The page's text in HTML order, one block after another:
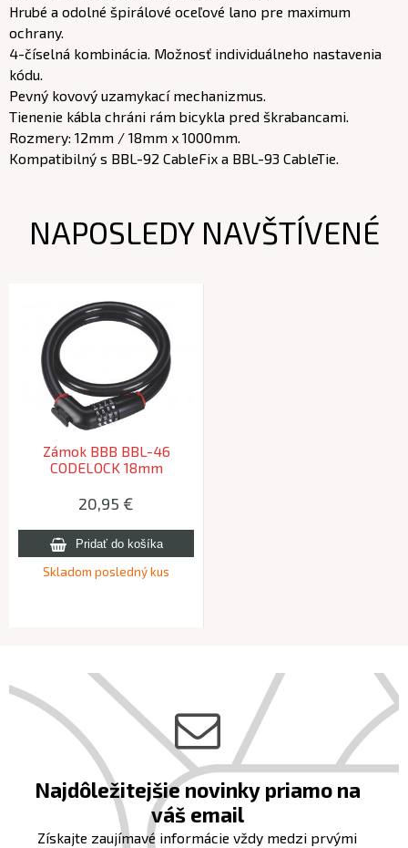
Hrubé a odolné špirálové oceľové lano pre maximum
ochrany.
4-číselná kombinácia. Možnosť individuálneho nastavenia
kódu.
Pevný kovový uzamykací mechanizmus.
Tienenie kábla chráni rám bicykla pred škrabancami.
Rozmery: 12mm / 18mm x 1000mm.
Kompatibilný s BBL-92 CableFix a BBL-93 CableTie.
NAPOSLEDY NAVŠTÍVENÉ
Zámok BBB BBL-46
CODELOCK 18mm
20,95 €
Skladom posledný kus
Najdôležitejšie novinky priamo na
váš email
Získajte zaujímavé informácie vždy medzi prvými